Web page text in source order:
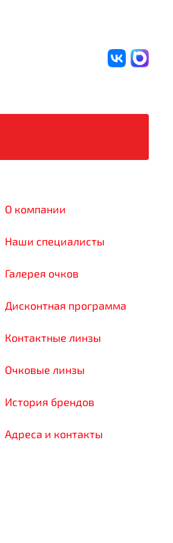
О компании
Наши специалисты
Галерея очков
Дисконтная программа
Контактные линзы
Очковые линзы
История брендов
Адреса и контакты